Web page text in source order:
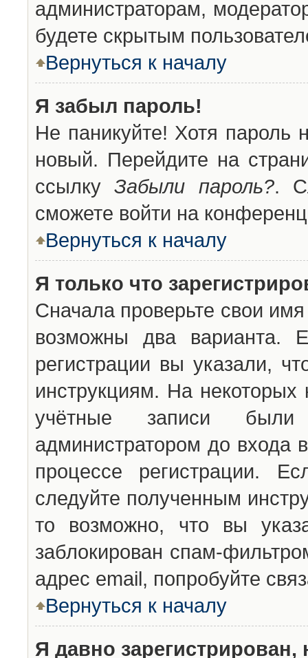
администраторам,
будете скрытым
Вернуться к началу
Я забыл пароль!
Не паникуйте! Хотя пароль
новый. Перейдите на
ссылкуЗабыли пароль?.
сможете войти на
Вернуться к началу
Я только что
Сначала проверьте свои
возможны два варианта.
регистрации вы указали,
инструкциям. На
учётные записи были
администратором до входа
процессе регистрации.
следуйте полученным
то возможно, что вы
заблокирован спам-
адрес email, попробуйте
Вернуться к началу
Я давно